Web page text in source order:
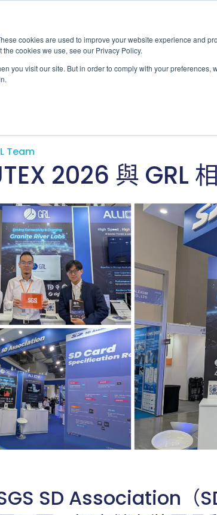
cookies are used to improve your website experience and
cookies we use, see our Privacy Policy.
you visit our site. But in order to comply with your preferences,
應用
Team
2026 與 GRL
SD Association（